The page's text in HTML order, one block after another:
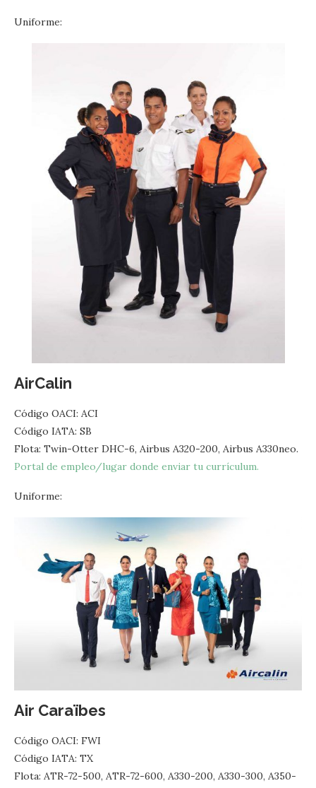
Uniforme:
AirCalin
Código OACI: ACI
Código IATA: SB
Flota: Twin-Otter DHC-6, Airbus A320-200, Airbus A330neo.
Portal de empleo/lugar donde enviar tu currículum.
Uniforme:
Air Caraïbes
Código OACI: FWI
Código IATA: TX
Flota: ATR-72-500, ATR-72-600, A330-200, A330-300, A350-